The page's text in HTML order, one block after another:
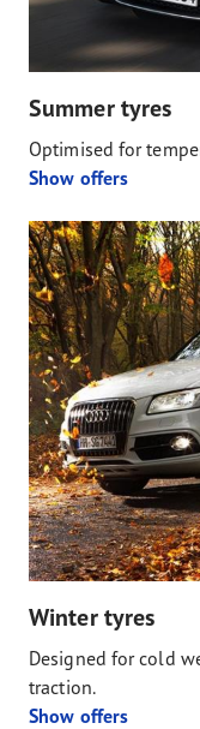
Summer tyres
Optimised for
Show offers
Winter tyres
Designed for cold
traction.
Show offers